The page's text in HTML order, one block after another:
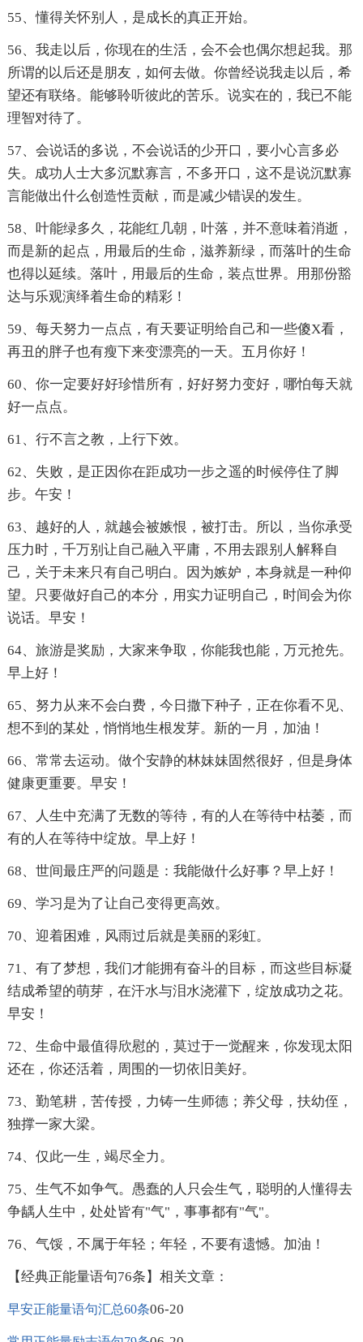
55、懂得关怀别人，是成长的真正开始。
56、我走以后，你现在的生活，会不会也偶尔想起我。那
所谓的以后还是朋友，如何去做。你曾经说我走以后，希
望还有联络。能够聆听彼此的苦乐。说实在的，我已不能
理智对待了。
57、会说话的多说，不会说话的少开口，要小心言多必
失。成功人士大多沉默寡言，不多开口，这不是说沉默寡
言能做出什么创造性贡献，而是减少错误的发生。
58、叶能绿多久，花能红几朝，叶落，并不意味着消逝，
而是新的起点，用最后的生命，滋养新绿，而落叶的生命
也得以延续。落叶，用最后的生命，装点世界。用那份豁
达与乐观演绎着生命的精彩！
59、每天努力一点点，有天要证明给自己和一些傻X看，
再丑的胖子也有瘦下来变漂亮的一天。五月你好！
60、你一定要好好珍惜所有，好好努力变好，哪怕每天就
好一点点。
61、行不言之教，上行下效。
62、失败，是正因你在距成功一步之遥的时候停住了脚
步。午安！
63、越好的人，就越会被嫉恨，被打击。所以，当你承受
压力时，千万别让自己融入平庸，不用去跟别人解释自
己，关于未来只有自己明白。因为嫉妒，本身就是一种仰
望。只要做好自己的本分，用实力证明自己，时间会为你
说话。早安！
64、旅游是奖励，大家来争取，你能我也能，万元抢先。
早上好！
65、努力从来不会白费，今日撒下种子，正在你看不见、
想不到的某处，悄悄地生根发芽。新的一月，加油！
66、常常去运动。做个安静的林妹妹固然很好，但是身体
健康更重要。早安！
67、人生中充满了无数的等待，有的人在等待中枯萎，而
有的人在等待中绽放。早上好！
68、世间最庄严的问题是：我能做什么好事？早上好！
69、学习是为了让自己变得更高效。
70、迎着困难，风雨过后就是美丽的彩虹。
71、有了梦想，我们才能拥有奋斗的目标，而这些目标凝
结成希望的萌芽，在汗水与泪水浇灌下，绽放成功之花。
早安！
72、生命中最值得欣慰的，莫过于一觉醒来，你发现太阳
还在，你还活着，周围的一切依旧美好。
73、勤笔耕，苦传授，力铸一生师德；养父母，扶幼侄，
独撑一家大梁。
74、仅此一生，竭尽全力。
75、生气不如争气。愚蠢的人只会生气，聪明的人懂得去
争龋人生中，处处皆有"气"，事事都有"气"。
76、气馁，不属于年轻；年轻，不要有遗憾。加油！
【经典正能量语句76条】相关文章：
早安正能量语句汇总60条06-20